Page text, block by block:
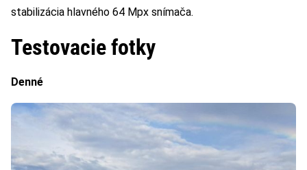
stabilizácia hlavného 64 Mpx snímača.
Testovacie fotky
Denné